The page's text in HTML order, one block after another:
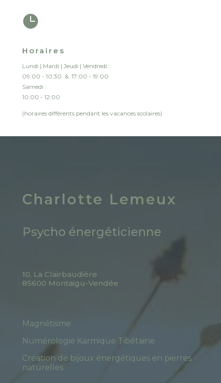

Horaires
Lundi | Mardi | Jeudi | Vendredi :
09:00 - 10:30 & 17:00 - 19:00
Samedi :
10:00 - 12:00
(horaires différents pendant les vacances scolaires)
Charlotte Lemeux
Psycho énergéticienne
10, La Clairbaudière
85600 Montaigu-Vendée
Magnétisme
Numérologie Karmique Tibétaine
Création de bijoux énergétiques en pierres
naturelles